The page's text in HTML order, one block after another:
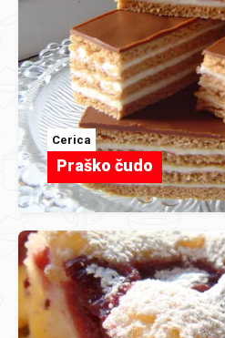
Cerica
Praško čudo